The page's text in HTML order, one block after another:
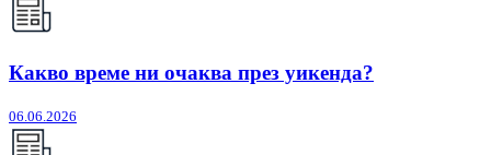
Какво време ни очаква през уикенда?
06.06.2026